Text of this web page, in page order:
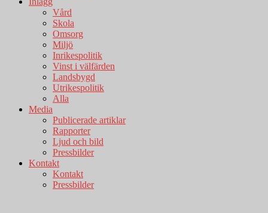
Vård
Skola
Omsorg
Miljö
Inrikespolitik
Vinst i välfärden
Landsbygd
Utrikespolitik
Alla
Media
Publicerade artiklar
Rapporter
Ljud och bild
Pressbilder
Kontakt
Kontakt
Pressbilder